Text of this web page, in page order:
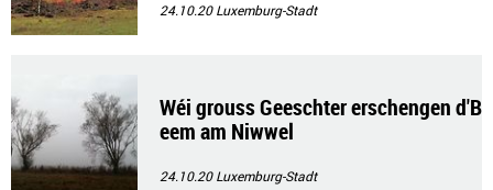
24.10.20Luxemburg-Stadt
Wéi grouss Geeschter erschengen d'B
eem am Niwwel
24.10.20Luxemburg-Stadt